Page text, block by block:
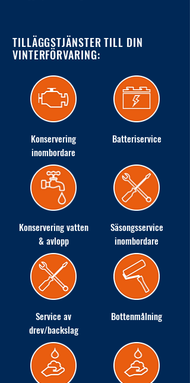
TILLÄGGSTJÄNSTER TILL DIN
VINTERFÖRVARING:
Konservering
inombordare
Batteriservice
Konservering vatten
& avlopp
Säsongsservice
inombordare
Service av
drev/backslag
Bottenmålning